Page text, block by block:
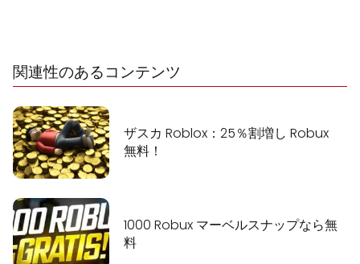
関連性のあるコンテンツ
ザスカ Roblox：25％割増し Robux
無料！
1000 Robux マーベルスナップなら無
料